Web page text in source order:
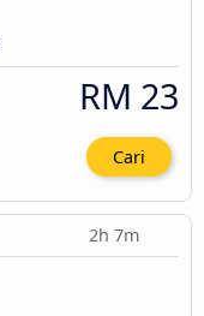
RM 23
Cari
2h 7m